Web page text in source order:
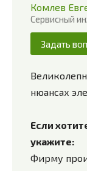
Комлев
Сервисный
Задать
нюансах
Если
укажите:
Фирму